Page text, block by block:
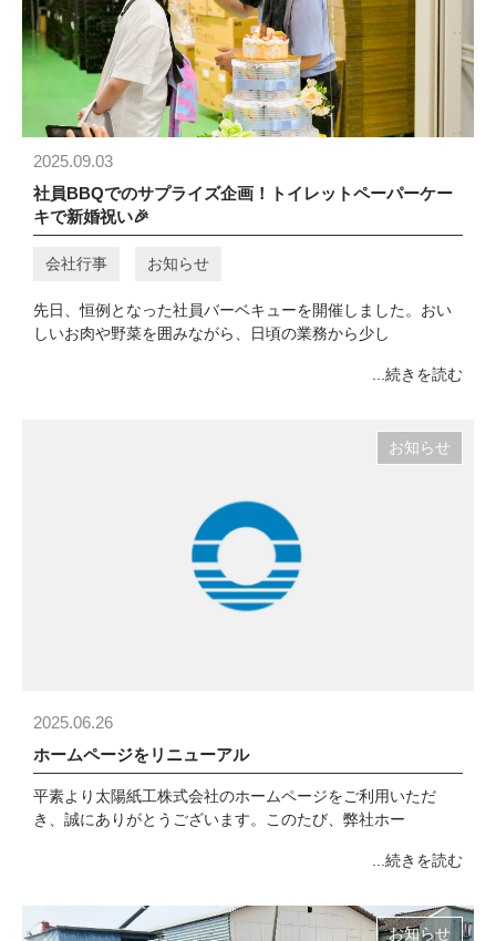
2025.09.03
社員BBQでのサプライズ企画！トイレットペーパーケー
キで新婚祝い🎉
会社行事 お知らせ
先日、恒例となった社員バーベキューを開催しました。おい
しいお肉や野菜を囲みながら、日頃の業務から少し
...続きを読む
2025.06.26
ホームページをリニューアル
お知らせ
平素より太陽紙工株式会社のホームページをご利用いただ
き、誠にありがとうございます。このたび、弊社ホー
...続きを読む
お知らせ